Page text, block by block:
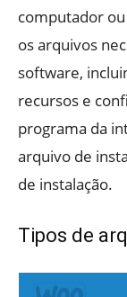
computador
os arquivos
software,
recursos e
programa da
arquivo de
de instalação.
Tipos de